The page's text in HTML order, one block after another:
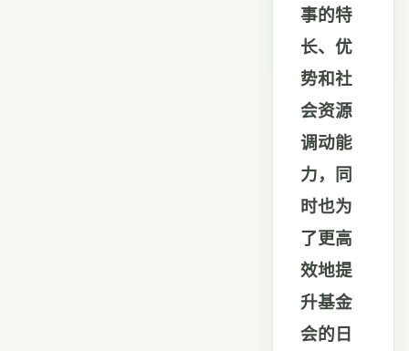
事的特
长、优
势和社
会资源
调动能
力，同
时也为
了更高
效地提
升基金
会的日